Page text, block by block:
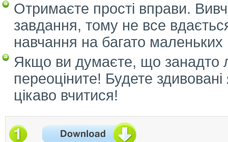
Отримаєте прості вправи.
завдання, тому не все
навчання на багато
Якщо ви думаєте, що занадто
переоціните! Будете
цікаво вчитися!